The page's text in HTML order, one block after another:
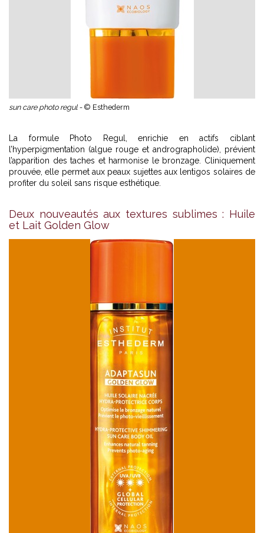
sun care photo regul - © Esthederm
La formule Photo Regul, enrichie en actifs ciblant
l’hyperpigmentation (algue rouge et andrographolide), prévient
l’apparition des taches et harmonise le bronzage. Cliniquement
prouvée, elle permet aux peaux sujettes aux lentigos solaires de
profiter du soleil sans risque esthétique.
Deux nouveautés aux textures sublimes : Huile
et Lait Golden Glow